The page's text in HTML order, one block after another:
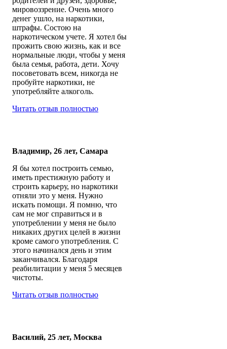
мировоззрение. Очень много
денег ушло, на наркотики,
штрафы. Состою на
наркотическом учете. Я хотел бы
прожить свою жизнь, как и все
нормальные люди, чтобы у меня
была семья, работа, дети. Хочу
посоветовать всем, никогда не
пробуйте наркотики, не
употребляйте алкоголь.
Читать отзыв полностью
Владимир, 26 лет, Самара
Я бы хотел построить семью,
иметь престижную работу и
строить карьеру, но наркотики
отняли это у меня. Нужно
искать помощи. Я помню, что
сам не мог справиться и в
употреблении у меня не было
никаких других целей в жизни
кроме самого употребления. С
этого начинался день и этим
заканчивался. Благодаря
реабилитации у меня 5 месяцев
чистоты.
Читать отзыв полностью
Василий, 25 лет, Москва